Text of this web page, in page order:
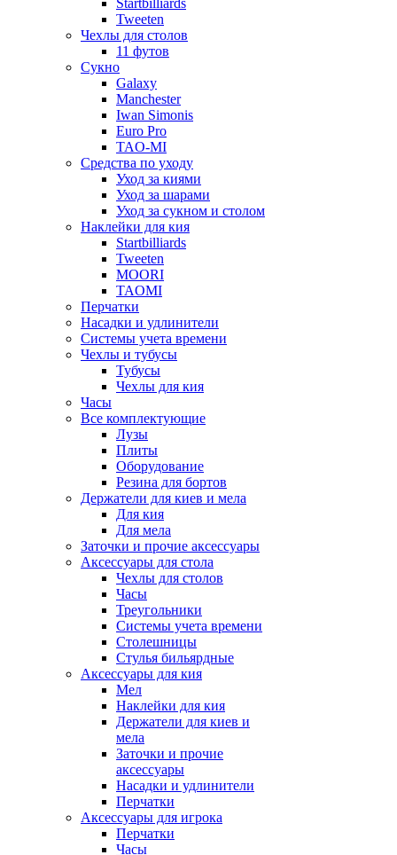
Startbilliards
Tweeten
Чехлы для столов
11 футов
Сукно
Galaxy
Manchester
Iwan Simonis
Euro Pro
TAO-MI
Средства по уходу
Уход за киями
Уход за шарами
Уход за сукном и столом
Наклейки для кия
Startbilliards
Tweeten
MOORI
TAOMI
Перчатки
Насадки и удлинители
Системы учета времени
Чехлы и тубусы
Тубусы
Чехлы для кия
Часы
Все комплектующие
Лузы
Плиты
Оборудование
Резина для бортов
Держатели для киев и мела
Для кия
Для мела
Заточки и прочие аксессуары
Аксессуары для стола
Чехлы для столов
Часы
Треугольники
Системы учета времени
Столешницы
Стулья бильярдные
Аксессуары для кия
Мел
Наклейки для кия
Держатели для киев и
мела
Заточки и прочие
аксессуары
Насадки и удлинители
Перчатки
Аксессуары для игрока
Перчатки
Часы